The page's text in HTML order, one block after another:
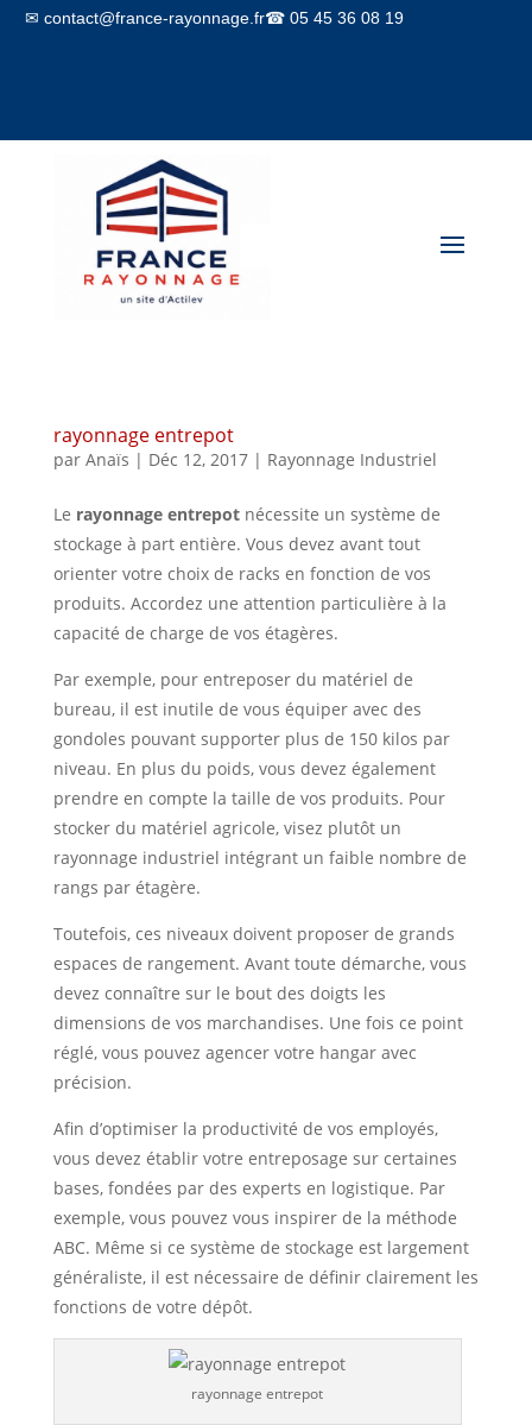
✉ contact@france-rayonnage.fr☎ 05 45 36 08 19
rayonnage entrepot
par Anaïs | Déc 12, 2017| Rayonnage Industriel
Le rayonnage entrepotnécessite un système de
stockage à part entière. Vous devez avant tout
orienter votre choix de racks en fonction de vos
produits. Accordez une attention particulière à la
capacité de charge de vos étagères.
Par exemple, pour entreposer du matériel de
bureau, il est inutile de vous équiper avec des
gondoles pouvant supporter plus de 150 kilos par
niveau. En plus du poids, vous devez également
prendre en compte la taille de vos produits. Pour
stocker du matériel agricole, visez plutôt un
rayonnage industriel intégrant un faible nombre de
rangs par étagère.
Toutefois, ces niveaux doivent proposer de grands
espaces de rangement. Avant toute démarche, vous
devez connaître sur le bout des doigts les
dimensions de vos marchandises. Une fois ce point
réglé, vous pouvez agencer votre hangar avec
précision.
Afin d’optimiser la productivité de vos employés,
vous devez établir votre entreposage sur certaines
bases, fondées par des experts en logistique. Par
exemple, vous pouvez vous inspirer de la méthode
ABC. Même si ce système de stockage est largement
généraliste, il est nécessaire de définir clairement les
fonctions de votre dépôt.
rayonnage entrepot